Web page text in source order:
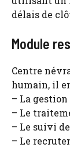
délais de
Module
Centre
humain, il
– La
– Le
– Le suivi
– Le